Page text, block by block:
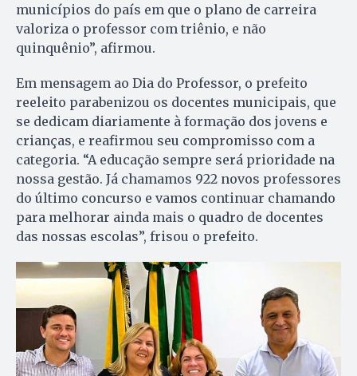
municípios do país em que o plano de carreira
valoriza o professor com triênio, e não
quinquênio”, afirmou.
Em mensagem ao Dia do Professor, o prefeito
reeleito parabenizou os docentes municipais, que
se dedicam diariamente à formação dos jovens e
crianças, e reafirmou seu compromisso com a
categoria. “A educação sempre será prioridade na
nossa gestão. Já chamamos 922 novos professores
do último concurso e vamos continuar chamando
para melhorar ainda mais o quadro de docentes
das nossas escolas”, frisou o prefeito.